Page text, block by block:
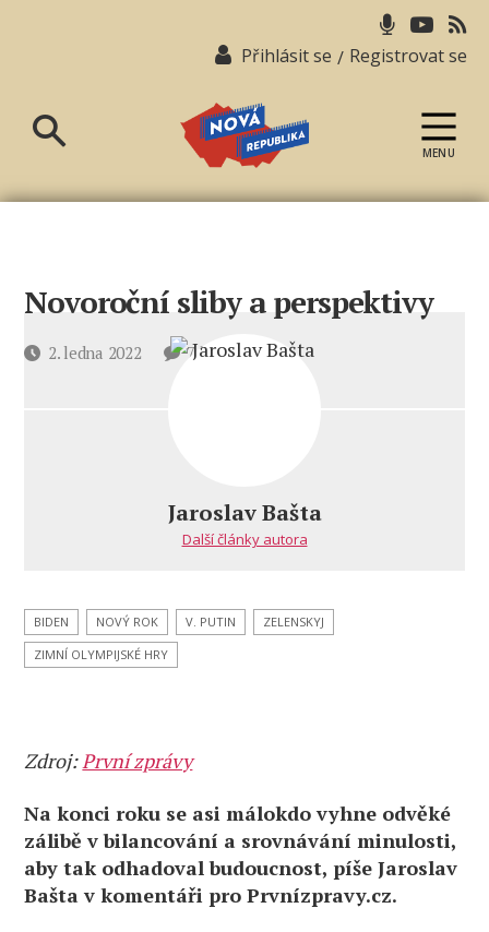
Přihlásit se / Registrovat se
republika
MENU
Novoroční sliby a perspektivy
Datum2. ledna 2022 7 komentářůu
Jaroslav Bašta
Další články autora
BIDEN NOVÝ ROK V. PUTIN
ZELENSKYJ
ZIMNÍ OLYMPIJSKÉ HRY
Zdroj:První zprávy
Na konci roku se asi málokdo vyhne odvěké
zálibě v bilancování a srovnávání minulosti,
aby tak odhadoval budoucnost, píše Jaroslav
Bašta v komentáři pro Prvnízpravy.cz.